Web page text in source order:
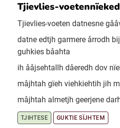
Tjievlies-
Tjievlies-voeten datnesne
datne edtjh garmere årrodh
guhkies båahta
ih ååjsehtallh dåeredh dov
måjhtah gïeh viehkiehtih jih
måjhtah almetjh geerjene
TJIHTESE GUKTIE SÏJHTEM